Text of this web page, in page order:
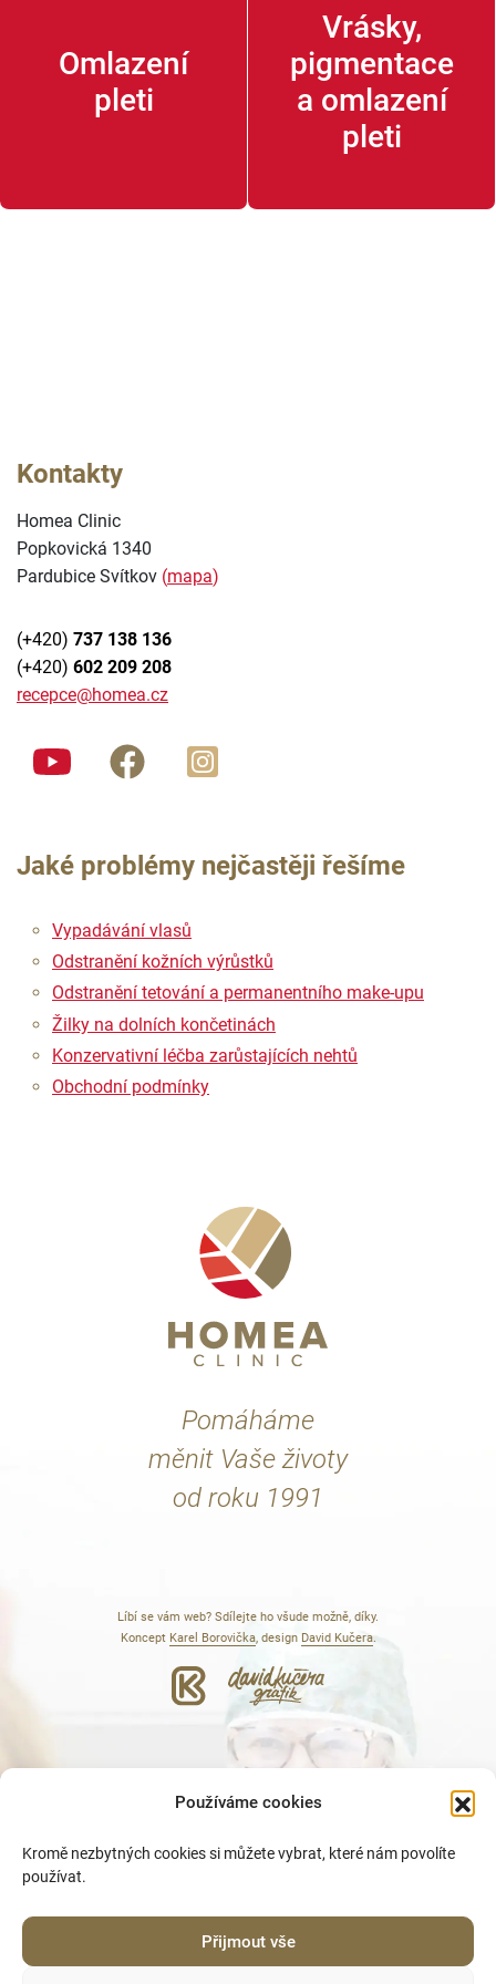
Používáme cookies
Kromě nezbytných cookies si můžete vybrat, které nám povolíte
používat.
Přijmout vše
Příspěvky zdravotních pojišťoven na preventivní
vyšetření znamének
Omlazení
pleti
Vrásky,
pigmentace
a omlazení
pleti
Kontakty
Homea Clinic
Popkovická 1340
Pardubice Svítkov (mapa)
(+420) 737 138 136
(+420) 602 209 208
recepce@homea.cz
Jaké problémy nejčastěji řešíme
Vypadávání vlasů
Odstranění kožních výrůstků
Odstranění tetování a permanentního make-upu
Žilky na dolních končetinách
Konzervativní léčba zarůstajících nehtů
Obchodní podmínky
Pomáháme
měnit Vaše životy
od roku 1991
Líbí se vám web? Sdílejte ho všude možně, díky.
Koncept Karel Borovička, design David Kučera.